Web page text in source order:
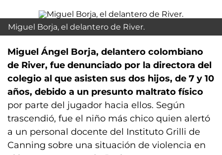
Miguel Borja, el delantero de River.
Miguel Ángel Borja, delantero colombiano
de River, fue denunciado por la directora del
colegio al que asisten sus dos hijos, de 7 y 10
años, debido a un presunto maltrato físico
por parte del jugador hacia ellos. Según
trascendió, fue el niño más chico quien alertó
a un personal docente del Instituto Grilli de
Canning sobre una situación de violencia en